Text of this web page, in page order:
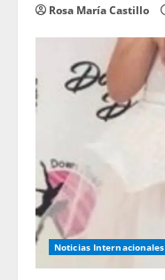
Rosa María Castillo
Noticias Internacionales